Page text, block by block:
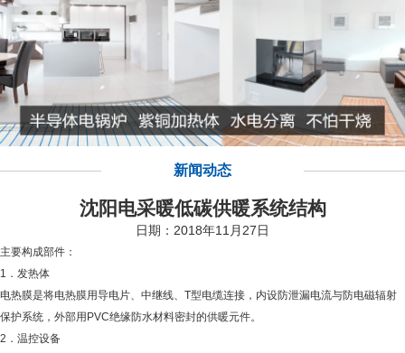
新闻动态
沈阳电采暖低碳供暖系统结构
日期：2018年11月27日
主要构成部件：
1．发热体
电热膜是将电热膜用导电片、中继线、T型电缆连接，内设防泄漏电流与防电磁辐射
保护系统，外部用PVC绝缘防水材料密封的供暖元件。
2．温控设备